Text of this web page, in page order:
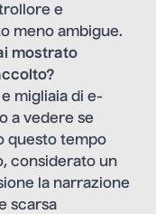
e
meno ambigue.
mostrato
migliaia di e-
a vedere se
questo tempo
considerato un
la narrazione
scarsa